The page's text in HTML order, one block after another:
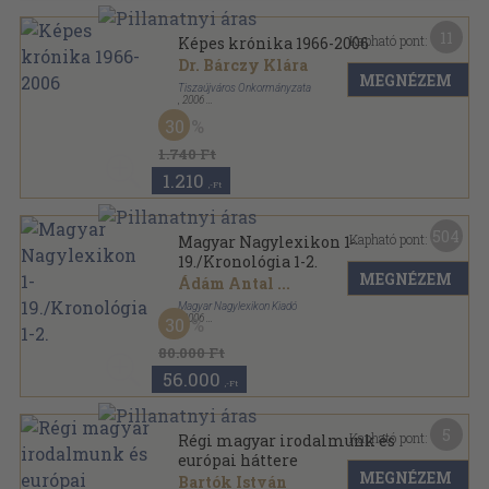
Képes krónika 1966-2006
Dr. Bárczy Klára
Tiszaújváros Önkormányzata
2006
Fűzött kemény papírkötés
1.740 Ft
30
1.210 ,-Ft
Kapható pont:
MEGNÉZEM
Magyar Nagylexikon 1-
19./Kronológia 1-2.
Ádám Antal ...
Magyar Nagylexikon Kiadó
, 2006
Fűzött keménykötés
Magyar Nagylexikon sorozat
80.000 Ft
30
56.000 ,-Ft
Kapható pont:
MEGNÉZEM
Régi magyar irodalmunk és
európai háttere
Bartók István
Kapható pont:
MEGNÉZEM